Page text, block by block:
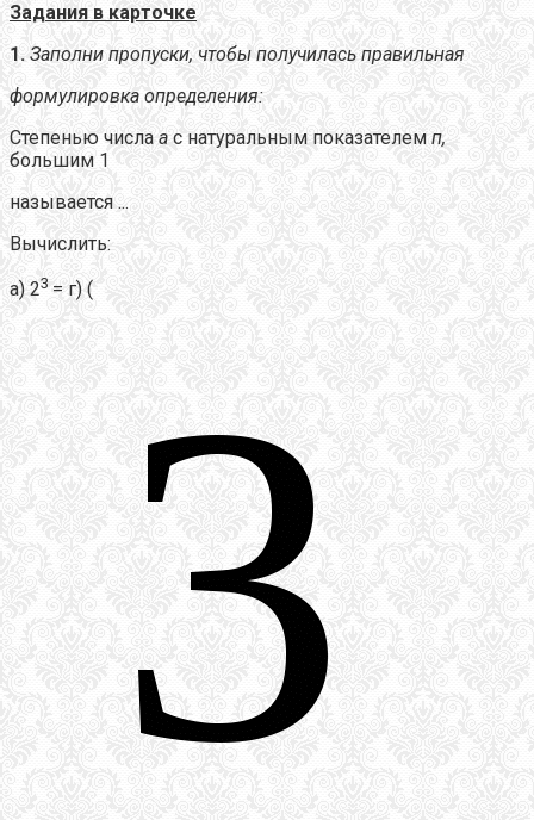
Задания в карточке
1. Заполни пропуски, чтобы получилась правильная
формулировка определения:
Степенью числа а с натуральным показателем п,
большим 1
называется ...
Вычислить:
а) 23 = г) (